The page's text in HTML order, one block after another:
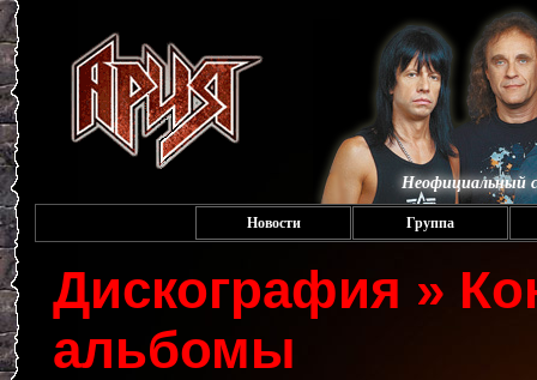
Неофициальный
Новости Группа
Дискография »
альбомы